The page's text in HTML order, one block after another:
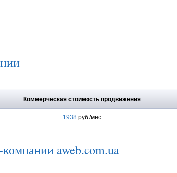
Коммерческая стоимость продвижения
1938руб./мес.
aweb.com.ua